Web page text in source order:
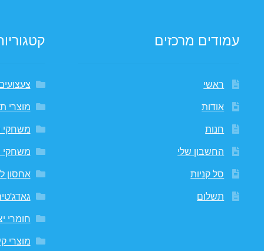
עמודים מרכזים
ראשי
אודות
חנות
החשבון שלי
סל קניות
תשלום
מוצרי
משחקי
משחקי
אחסון
חומרי
מוצרי